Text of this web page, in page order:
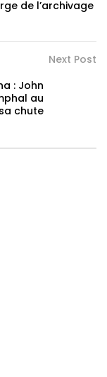
de l’archivage
Next Post
: John
au
chute